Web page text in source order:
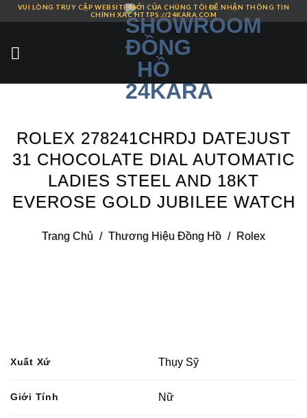
Skip
content
VUI LÒNG TRUY CẬP WEBSITE MỚI CỦA CHÚNG TÔI ĐỂ NHẬN THÔNG TIN
CHÍNH XÁC HTTPS://24KARA.COM
ROLEX 278241CHRDJ DATEJUST
31 CHOCOLATE DIAL AUTOMATIC
LADIES STEEL AND 18KT
EVEROSE GOLD JUBILEE WATCH
Trang Chủ / Thương Hiệu Đồng Hồ / Rolex
Xuất Xứ Thụy Sỹ
Giới Tính Nữ